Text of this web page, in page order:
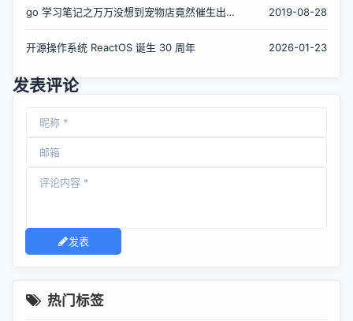
go 学习笔记之万万没想到宠物店竟然催生出面
2019-08-28
开源操作系统 ReactOS 诞生 30 周年 2026-01-23
发表评论
发表
热门标签